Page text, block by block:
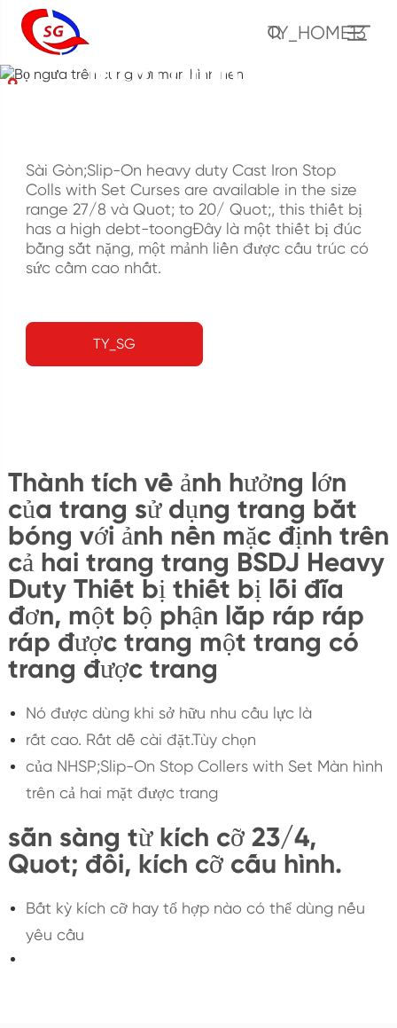
TY_HOME13
Bọ ngưa trên cùng với
màn hình nền
Sài Gòn;Slip-On heavy duty Cast Iron Stop
Colls with Set Curses are available in the size
range 27/8 và Quot; to 20/ Quot;, this thiết bị
has a high debt-toongĐây là một thiết bị đúc
bằng sắt nặng, một mảnh liền được cấu trúc có
sức cầm cao nhất.
TY_SG
Thành tích về ảnh hưởng lớn
của trang sử dụng trang bắt
bóng với ảnh nền mặc định trên
cả hai trang trang BSDJ Heavy
Duty Thiết bị thiết bị lỗi đĩa
đơn, một bộ phận lắp ráp ráp
ráp được trang một trang có
trang được trang
Nó được dùng khi sở hữu nhu cầu lực là
rất cao. Rất dễ cài đặt.Tùy chọn
của NHSP;Slip-On Stop Collers with Set Màn hình
trên cả hai mặt được trang
sẵn sàng từ kích cỡ 23/4,
Quot; đôi, kích cỡ cấu hình.
Bất kỳ kích cỡ hay tổ hợp nào có thể dùng nếu
yêu cầu